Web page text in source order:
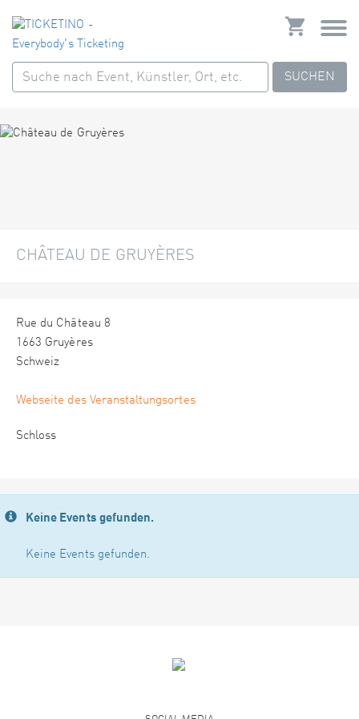
SUCHEN
CHÂTEAU DE GRUYÈRES
Rue du Château 8
1663 Gruyères
Schweiz
Webseite des Veranstaltungsortes
Schloss
Keine Events gefunden.
Keine Events gefunden.